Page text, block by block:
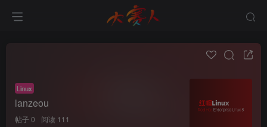
Linux
lanzeou
帖子 0
阅读 111